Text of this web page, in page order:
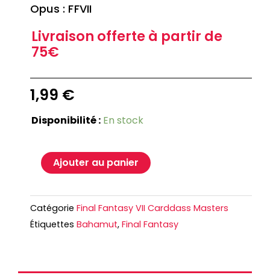
Opus : FFVII
Livraison offerte à partir de
75€
1,99 €
Disponibilité : En stock
Ajouter au panier
Catégorie Final Fantasy VII Carddass Masters
Étiquettes Bahamut, Final Fantasy